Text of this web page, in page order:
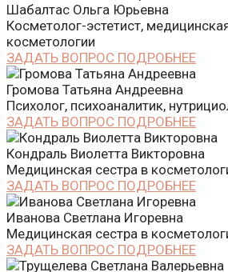
Шабалтас Ольга Юрьевна
Косметолог-эстетист,
косметологии
ЗАДАТЬ ВОПРОС ПОДРОБНЕЕ
Громова Татьяна Андреевна
Психолог, психоаналитик,
ЗАДАТЬ ВОПРОС ПОДРОБНЕЕ
Кондраль Виолетта Викторовна
Медицинская сестра в
ЗАДАТЬ ВОПРОС ПОДРОБНЕЕ
Иванова Светлана Игоревна
Медицинская сестра в
ЗАДАТЬ ВОПРОС ПОДРОБНЕЕ